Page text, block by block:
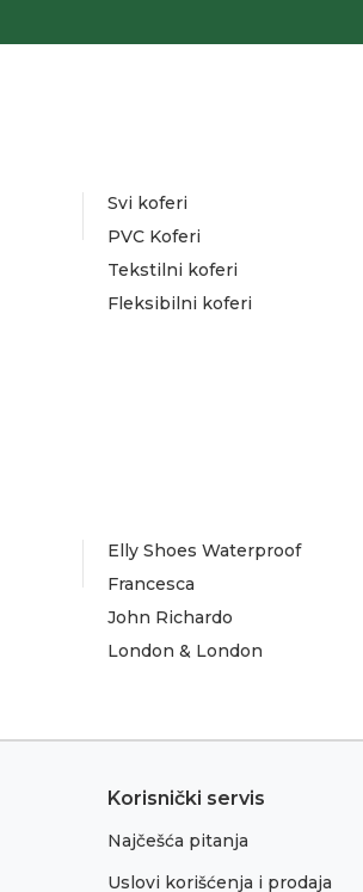
Svi koferi
PVC Koferi
Tekstilni koferi
Fleksibilni koferi
Elly Shoes Waterproof
Francesca
John Richardo
London & London
Korisnički servis
Najčešća pitanja
Uslovi korišćenja i prodaja